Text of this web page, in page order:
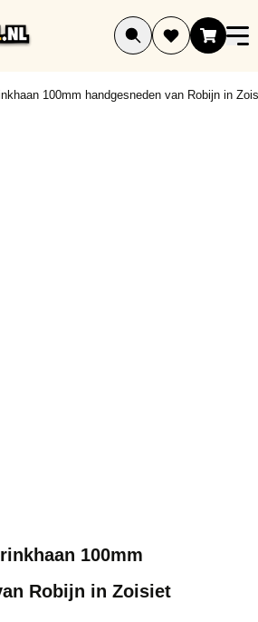
100mm handgesneden van Robijn in
100mm
Robijn in Zoisiet